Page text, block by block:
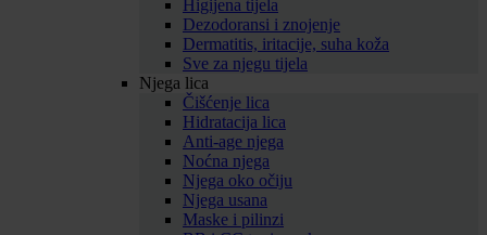
Higijena tijela
Dezodoransi i znojenje
Dermatitis, iritacije, suha koža
Sve za njegu tijela
Njega lica
Čišćenje lica
Hidratacija lica
Anti-age njega
Noćna njega
Njega oko očiju
Njega usana
Maske i pilinzi